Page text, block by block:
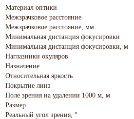
Материал оптики
Межзрачковое расстояние
Межзрачковое расстояние, мм
Минимальная дистанция фокусировки
Минимальная дистанция фокусировки, м
Наглазники окуляров
Назначение
Относительная яркость
Покрытие линз
Поле зрения на удалении 1000 м, м
Размер
Реальный угол зрения, °